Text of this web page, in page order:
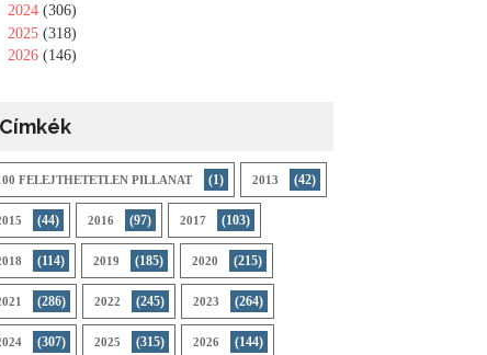
2024 (306)
2025 (318)
2026 (146)
Címkék
FELEJTHETETLEN PILLANAT (1) 2013 (42)
(44) 2016 (97) 2017 (103)
(114) 2019 (185) 2020 (215)
(286) 2022 (245) 2023 (264)
(307) 2025 (315) 2026 (144)